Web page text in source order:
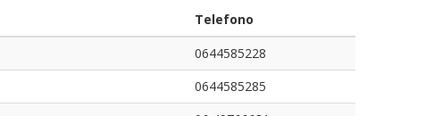
Telefono
0644585228
0644585285